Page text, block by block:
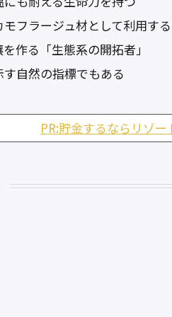
フラージュ材として利用する
作る「生態系の開拓者」
自然の指標でもある
PR:貯金するならリゾ